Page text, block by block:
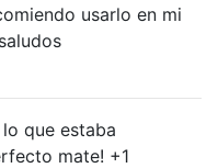
usarlo en mi
que estaba
mate! +1